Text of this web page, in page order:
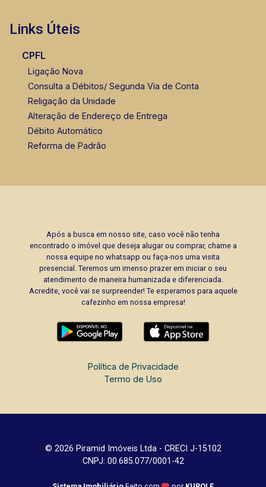
Links Úteis
CPFL
Ligação Nova
Consulta a Débitos/ Segunda Via de Conta
Religação da Unidade
Alteração de Endereço de Entrega
Débito Automático
Reforma de Padrão
Após a busca em nosso site, caso você não tenha
encontrado o imóvel que deseja alugar ou comprar, chame a
nossa equipe no whatsapp ou faça-nos uma visita
presencial. Teremos um imenso prazer em iniciar o seu
atendimento de maneira humanizada e diferenciada.
Acredite, você vai se surpreender! Te esperamos para aquele
cafezinho em nossa empresa!
Política de Privacidade
Termo de Uso
© 2026 Piramid Imóveis Ltda - CRECI J-15102
CNPJ: 00.685.077/0001-42